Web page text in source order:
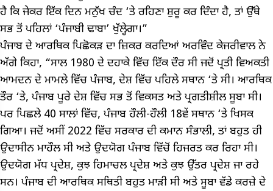
ਹੈ ਕਿ ਜੇਕਰ ਇੱਕ ਦਿਨ ਮਨੁੱਖ ਚੰਦ ‘ਤੇ ਰਹਿਣਾ ਸ਼ੁਰੂ ਕਰ ਦਿੰਦਾ ਹੈ, ਤਾਂ ਉੱਥੇ
ਸਭ ਤੋਂ ਪਹਿਲਾਂ ‘ਪੰਜਾਬੀ ਢਾਬਾ’ ਖੁੱਲ੍ਹੇਗਾ।”
ਪੰਜਾਬ ਦੇ ਆਰਥਿਕ ਪਿਛੋਕੜ ਦਾ ਜ਼ਿਕਰ ਕਰਦਿਆਂ ਅਰਵਿੰਦ ਕੇਜਰੀਵਾਲ ਨੇ
ਅੱਗੇ ਕਿਹਾ, “ਸਾਲ 1980 ਦੇ ਦਹਾਕੇ ਵਿੱਚ ਇੱਕ ਦੌਰ ਸੀ ਜਦੋਂ ਪ੍ਰਤੀ ਵਿਅਕਤੀ
ਆਮਦਨ ਦੇ ਮਾਮਲੇ ਵਿੱਚ ਪੰਜਾਬ, ਦੇਸ਼ ਵਿੱਚ ਪਹਿਲੇ ਸਥਾਨ ‘ਤੇ ਸੀ। ਆਰਥਿਕ
ਤੌਰ ‘ਤੇ, ਪੰਜਾਬ ਪੂਰੇ ਦੇਸ਼ ਵਿੱਚ ਸਭ ਤੋਂ ਵਿਕਸਤ ਅਤੇ ਪ੍ਰਗਤੀਸ਼ੀਲ ਸੂਬਾ ਸੀ।
ਪਰ ਪਿਛਲੇ 40 ਸਾਲਾਂ ਵਿੱਚ, ਪੰਜਾਬ ਹੌਲੀ-ਹੌਲੀ 18ਵੇਂ ਸਥਾਨ ‘ਤੇ ਖਿਸਕ
ਗਿਆ। ਜਦੋਂ ਅਸੀਂ 2022 ਵਿੱਚ ਸਰਕਾਰ ਦੀ ਕਮਾਨ ਸੰਭਾਲੀ, ਤਾਂ ਬਹੁਤ ਹੀ
ਉਦਾਸੀਨ ਮਾਹੌਲ ਸੀ ਅਤੇ ਉਦਯੋਗ ਪੰਜਾਬ ਵਿੱਚੋਂ ਹਿਜਰਤ ਕਰ ਰਿਹਾ ਸੀ।
ਉਦਯੋਗ ਮੱਧ ਪ੍ਰਦੇਸ਼, ਕੁਝ ਹਿਮਾਚਲ ਪ੍ਰਦੇਸ਼ ਅਤੇ ਕੁਝ ਉੱਤਰ ਪ੍ਰਦੇਸ਼ ਜਾ ਰਹੇ
ਸਨ। ਪੰਜਾਬ ਦੀ ਆਰਥਿਕ ਸਥਿਤੀ ਬਹੁਤ ਮਾੜੀ ਸੀ ਅਤੇ ਸੂਬਾ ਵੱਡੇ ਕਰਜ਼ੇ ਦੇ